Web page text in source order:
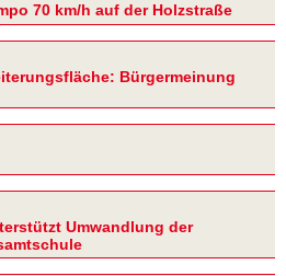
70 km/h auf der Holzstraße
Bürgermeinung
Umwandlung der